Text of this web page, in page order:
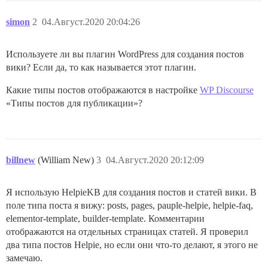
simon 04.Август.2020 20:04:26
2
Используете ли вы плагин WordPress для создания постов
вики? Если да, то как называется этот плагин.
Какие типы постов отображаются в настройке WP Discourse
«Типы постов для публикации»?
billnew (William New) 04.Август.2020 20:12:09
3
Я использую HelpieKB для создания постов и статей вики. В
поле типа поста я вижу: posts, pages, pauple-helpie, helpie-faq,
elementor-template, builder-template. Комментарии
отображаются на отдельных страницах статей. Я проверил
два типа постов Helpie, но если они что-то делают, я этого не
замечаю.